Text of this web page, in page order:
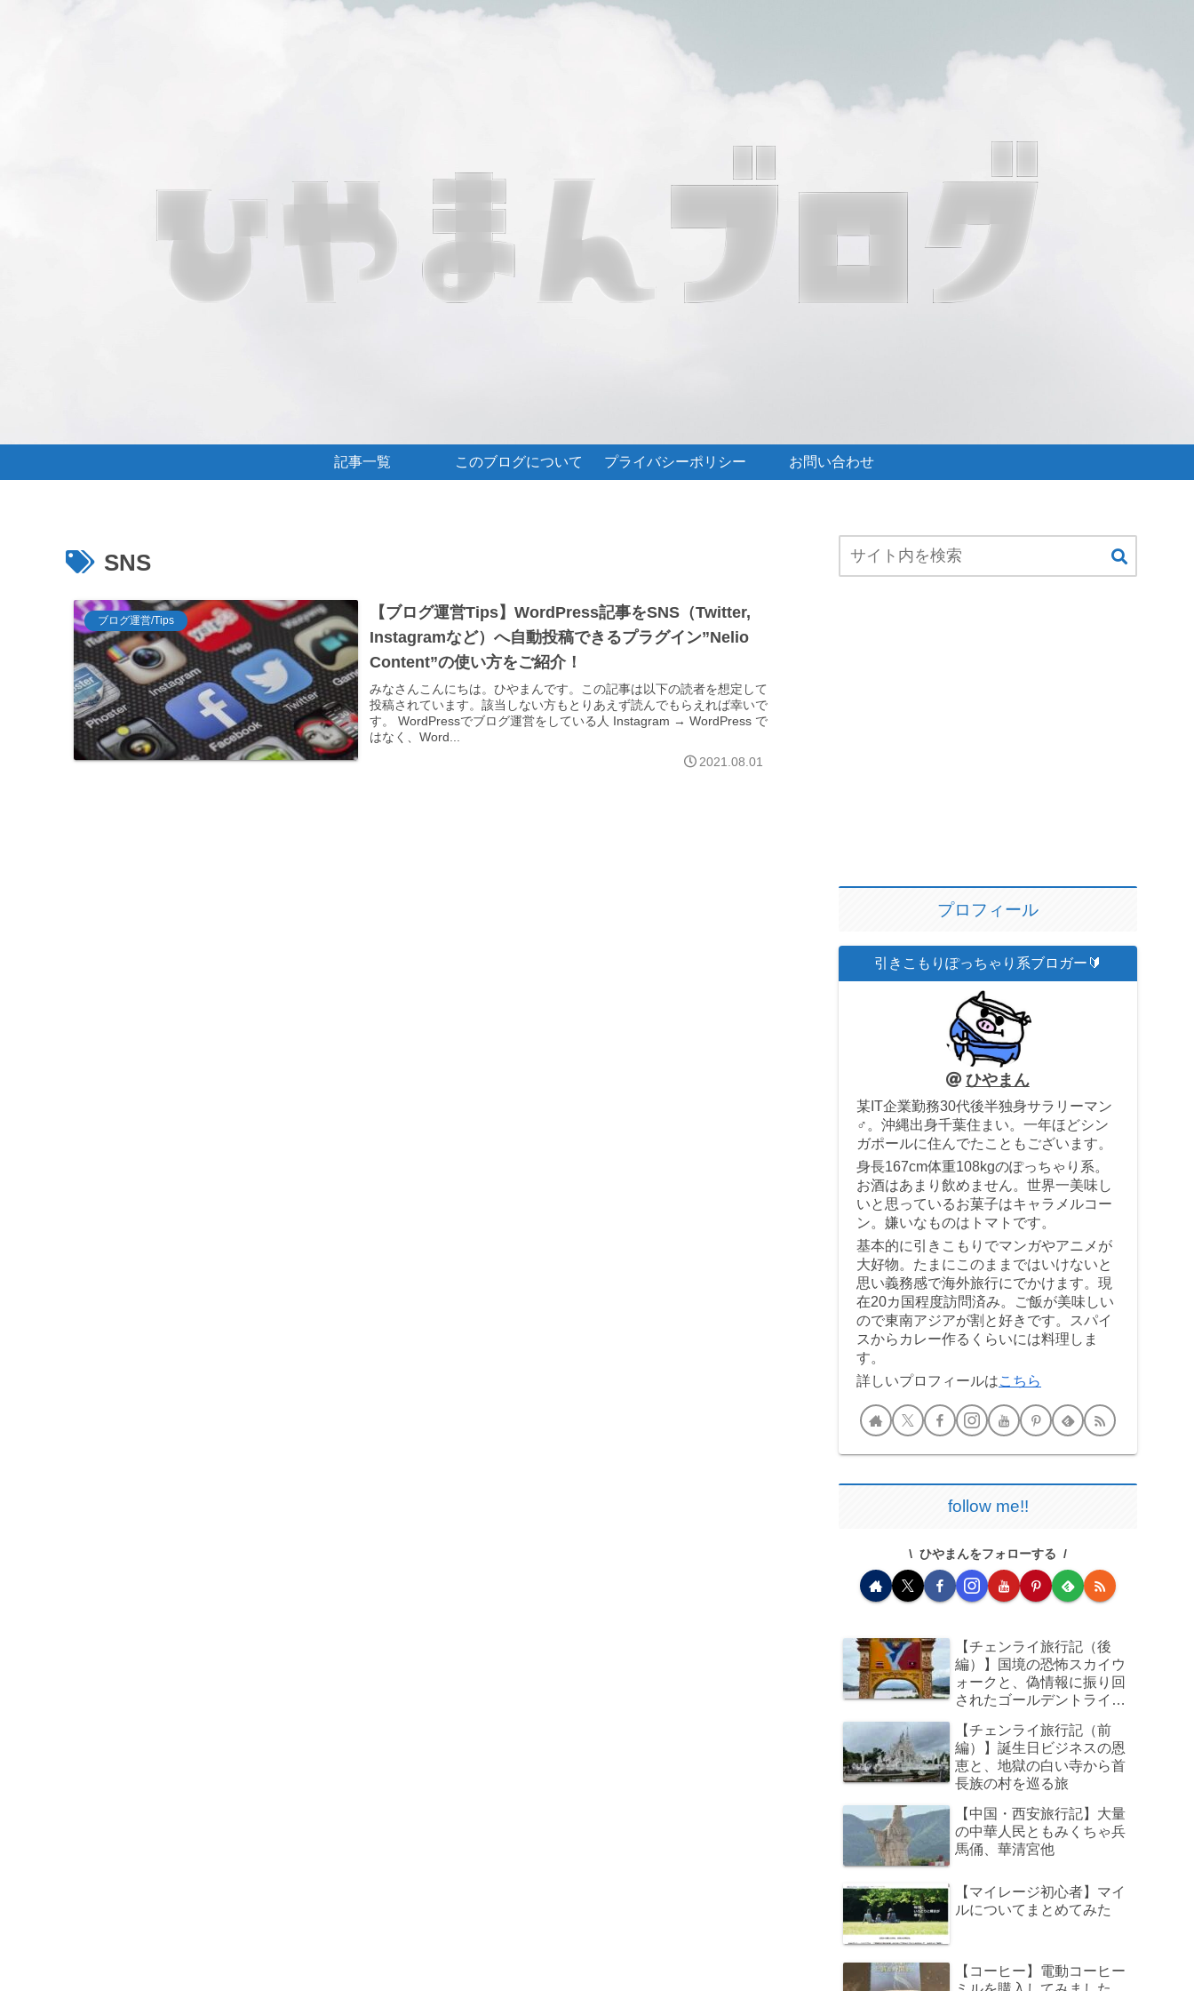
記事一覧 このブログについて プライバシーポリシー お問い合わせ
SNS
ブログ運営/Tips
【ブログ運営Tips】WordPress記事をSNS（Twitter,
Instagramなど）へ自動投稿できるプラグイン”Nelio
Content”の使い方をご紹介！
みなさんこんにちは。ひやまんです。この記事は以下の読者を想定して
投稿されています。該当しない方もとりあえず読んでもらえれば幸いで
す。 WordPressでブログ運営をしている人 Instagram → WordPress で
はなく、Word...
2021.08.01
プロフィール
引きこもりぽっちゃり系ブロガー🔰
ひやまん
某IT企業勤務30代後半独身サラリーマン
♂。沖縄出身千葉住まい。一年ほどシン
ガポールに住んでたこともございます。
身長167cm体重108kgのぽっちゃり系。
お酒はあまり飲めません。世界一美味し
いと思っているお菓子はキャラメルコー
ン。嫌いなものはトマトです。
基本的に引きこもりでマンガやアニメが
大好物。たまにこのままではいけないと
思い義務感で海外旅行にでかけます。現
在20カ国程度訪問済み。ご飯が美味しい
ので東南アジアが割と好きです。スパイ
スからカレー作るくらいには料理しま
す。
詳しいプロフィールはこちら
follow me!!
ひやまんをフォローする
【チェンライ旅行記（後
編）】国境の恐怖スカイウ
ォークと、偽情報に振り回
されたゴールデントライア
ネスクラスで足元の狭さに
咽び泣く旅
【チェンライ旅行記（前
編）】誕生日ビジネスの恩
恵と、地獄の白い寺から首
長族の村を巡る旅
【中国・西安旅行記】大量
の中華人民ともみくちゃ兵
馬俑、華清宮他
【マイレージ初心者】マイ
ルについてまとめてみた
【コーヒー】電動コーヒー